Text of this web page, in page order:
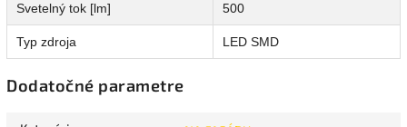
Svetelný tok [lm] 500
Typ zdroja LED SMD
Dodatočné parametre